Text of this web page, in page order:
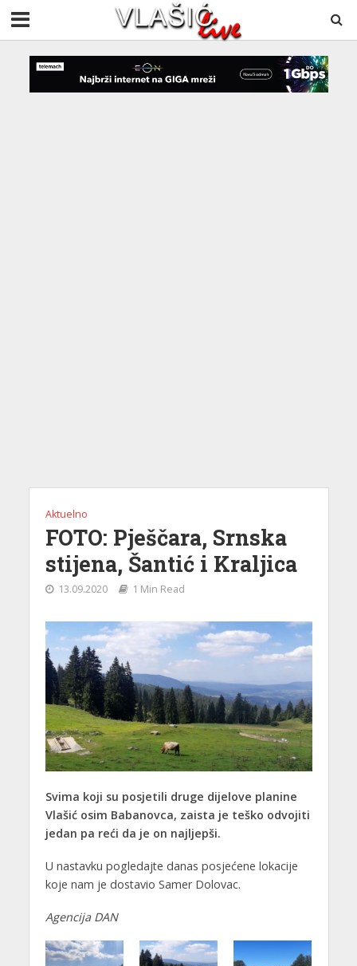
Aktuelno
FOTO: Pješčara, Srnska
stijena, Šantić i Kraljica
13.09.2020 1 Min Read
Svima koji su posjetili druge dijelove planine
Vlašić osim Babanovca, zaista je teško odvojiti
jedan pa reći da je on najljepši.
U nastavku pogledajte danas posjećene lokacije
koje nam je dostavio Samer Dolovac.
Agencija DAN